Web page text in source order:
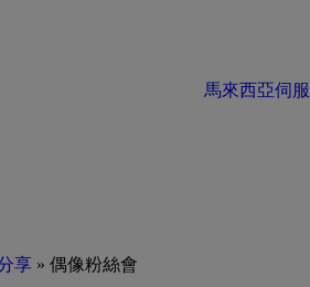
馬來西亞伺
享 » 偶像粉絲會